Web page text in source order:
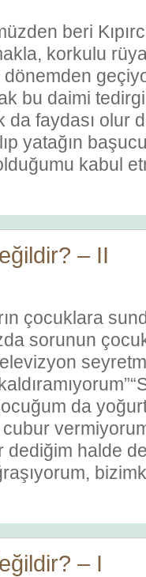
beri
korkulu
bu daimi
da faydası olur
yatağın
kabul
– II
çocuklara
sorunun
da
dediğim halde
– I